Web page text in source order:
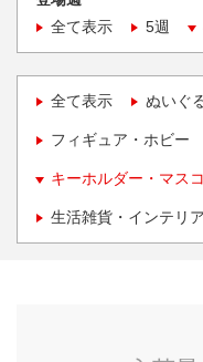
全て表示
5週
全て表示 ぬいぐ
フィギュア・ホビー
キーホルダー・マス
生活雑貨・インテリ